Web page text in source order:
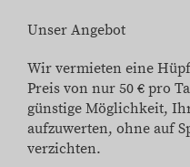
Unser Angebot
Wir vermieten eine
Preis von nur 50 € pro
günstige Möglichkeit,
aufzuwerten, ohne auf
verzichten.